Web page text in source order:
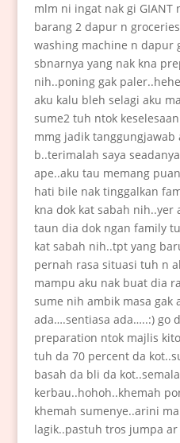
mlm ni ingat nak gi GIANT
barang 2 dapur n
washing machine n dapur
sbnarnya yang nak kna
nih..poning gak
aku kalu bleh selagi aku
sume2 tuh ntok
mmg jadik tanggungjawab
b..terimalah saya
ape..aku tau memang
hati bile nak tinggalkan
kna dok kat sabah nih..yer
taun dia dok ngan family
kat sabah nih..tpt yang
pernah rasa situasi tuh n
mampu aku nak buat dia
sume nih ambik masa gak
ada….sentiasa ada…..:) go
preparation ntok majlis
tuh da 70 percent da
basah da bli da
kerbau..hohoh..khemah
khemah sumenye..arini
lagik..pastuh tros jumpa